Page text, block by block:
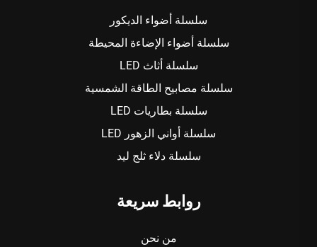
سلسلة أضواء الديكور
سلسلة أضواء الإضاءة المحيطة
سلسلة أثاث LED
سلسلة مصابيح الطاقة الشمسية
سلسلة بطاريات LED
سلسلة أواني الزهور LED
سلسلة دلاء ثلج ليد
روابط سريعة
من نحن